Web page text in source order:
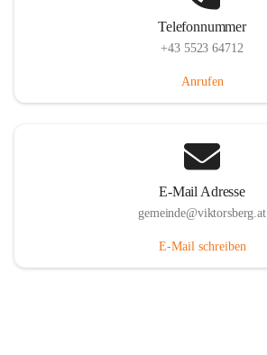
Telefonnummer
+43 5523 64712
Anrufen
E-Mail Adresse
gemeinde@viktorsberg.at
E-Mail schreiben